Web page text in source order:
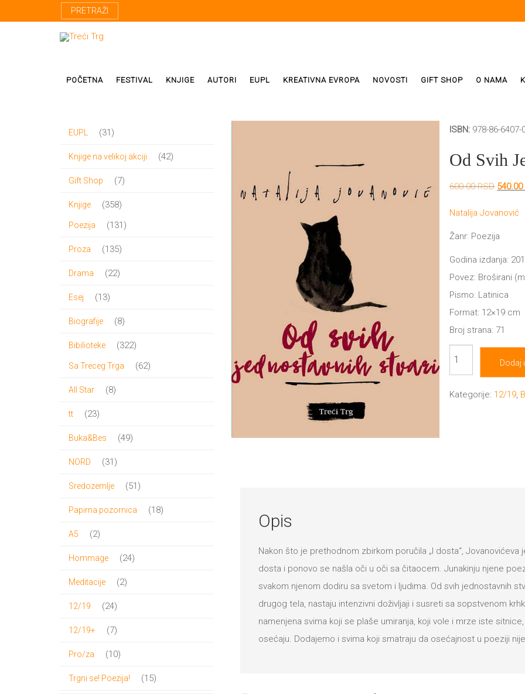
PRETRAŽI
POČETNA FESTIVAL KNJIGE AUTORI
Domaći autori
Prevodioci
Učesnici festivala
EUPL KREATIVNA EVROPA NOVOSTI GIFT SHOP O NAMA
ISBN: 978-86-6407-
Od Svih
600.00RSD
bila:
540.00
Natalija Jovanović
Žanr: Poezija
Godina izdanja:
Povez: Broširani
Pismo: Latinica
Format: 12×19 cm
Broj strana: 71
Dodaj
Kategorije: 12/19,
Opis
Nakon što je prethodnom zbirkom poručila „I dosta“, Jovanovićeva
dosta i ponovo se našla oči u oči sa čitaocem. Junakinju njene
svakom njenom dodiru sa svetom i ljudima. Od svih jednostavnih
drugog tela, nastaju intenzivni doživljaji i susreti sa sopstvenom
namenjena svima koji se plaše umiranja, koji vole i mrze iste
osećaju. Dodajemo i svima koji smatraju da osećajnost u poeziji
EUPL 3131
Knjige na velikoj akciji 4242
Gift Shop 77
Knjige 358358
proizvoda
Poezija 131131
Proza 135135
Drama 2222
Esej 1313
Biografije 88
Bibilioteke 322322
proizvoda
Sa Treceg Trga 6262
All Star 88
tt 2323
Buka&Bes 4949
NORD 3131
Sredozemlje 5151
Papirna pozornica 1818
A5 22
Hommage 2424
Meditacije 22
12/19 2424
12/19+ 77
Pro/za 1010
Trgni se! Poezija! 1515